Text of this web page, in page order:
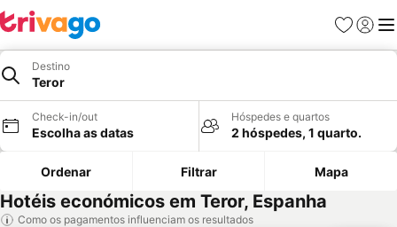
Favoritos
Iniciar
Destino
Teror
Check-in/out
Escolha as datas
Hóspedes e quartos
2 hóspedes, 1 quarto.
Ordenar Filtrar Mapa
Hotéis económicos em Teror, Espanha
Como os pagamentos influenciam os resultados